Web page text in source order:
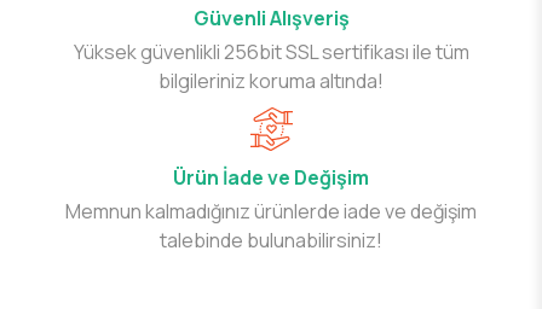
Güvenli Alışveriş
Yüksek güvenlikli 256bit SSL sertifikası ile tüm
bilgileriniz koruma altında!
Ürün İade ve Değişim
Memnun kalmadığınız ürünlerde iade ve değişim
talebinde bulunabilirsiniz!